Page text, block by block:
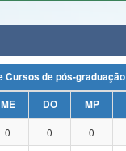
Cursos de pós-graduação
ME DO MP
0 0 0